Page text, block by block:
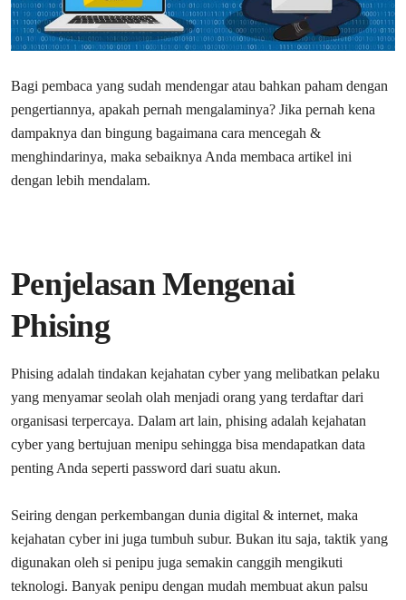
Bagi pembaca yang sudah mendengar atau bahkan paham dengan
pengertiannya, apakah pernah mengalaminya? Jika pernah kena
dampaknya dan bingung bagaimana cara mencegah &
menghindarinya, maka sebaiknya Anda membaca artikel ini
dengan lebih mendalam.
Penjelasan Mengenai
Phising
Phising adalah tindakan kejahatan cyber yang melibatkan pelaku
yang menyamar seolah olah menjadi orang yang terdaftar dari
organisasi terpercaya. Dalam art lain, phising adalah kejahatan
cyber yang bertujuan menipu sehingga bisa mendapatkan data
penting Anda seperti password dari suatu akun.
Seiring dengan perkembangan dunia digital & internet, maka
kejahatan cyber ini juga tumbuh subur. Bukan itu saja, taktik yang
digunakan oleh si penipu juga semakin canggih mengikuti
teknologi. Banyak penipu dengan mudah membuat akun palsu